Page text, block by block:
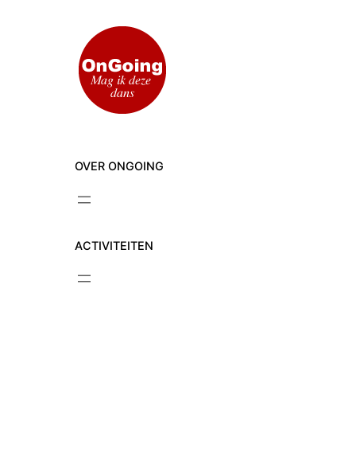
OVER ONGOING
ACTIVITEITEN